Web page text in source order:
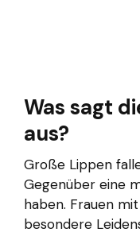
Was sagt
aus?
Große Lippen
Gegenüber eine
haben. Frauen
besondere